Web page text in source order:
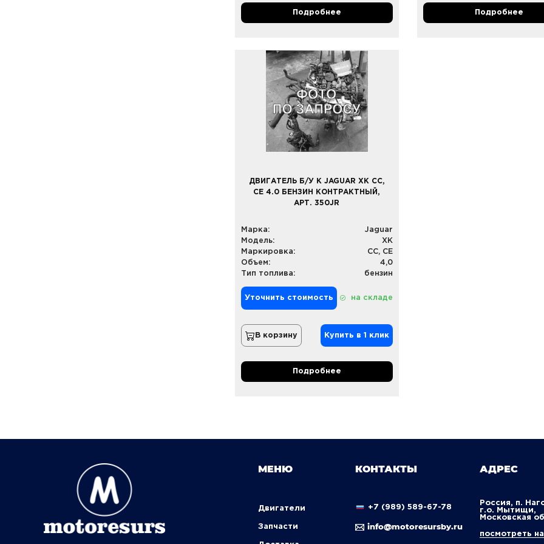
Подробнее Подробнее
ДВИГАТЕЛЬ Б/У К JAGUAR XK CC,
CE 4.0 БЕНЗИН КОНТРАКТНЫЙ,
АРТ. 350JR
Марка:
Jaguar
Модель:
XK
Маркировка:
CC, CE
Объем:
4,0
Тип топлива:
бензин
Уточнить стоимость на складе
В корзину Купить в 1 клик
Подробнее
МЕНЮ
Двигатели
Запчасти
КОНТАКТЫ
+7 (989) 589-67-78
info@motoresursby.ru
АДРЕС
Россия, п.
г.о. Мытищи,
Московская
посмотреть